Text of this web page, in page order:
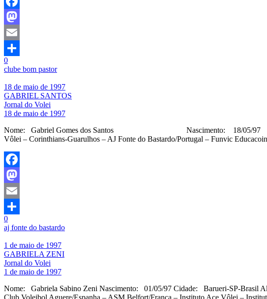
Facebook
Mastodon
Email
Share
0
clube bom pastor
18 de maio de 1997
GABRIEL SANTOS
Jornal do Volei
18 de maio de 1997
Nome: Gabriel Gomes dos Santos Nascimento: 18/05/97
Vôlei – Corinthians-Guarulhos – AJ Fonte do Bastardo/Portugal – Funvic
Facebook
Mastodon
Email
Share
0
aj fonte do bastardo
1 de maio de 1997
GABRIELA ZENI
Jornal do Volei
1 de maio de 1997
Nome: Gabriela Sabino Zeni Nascimento: 01/05/97 Cidade: Barueri-SP-Brasil
Club Voleibol Aguere/Espanha – ASM Belfort/França – Instituto Ace Vôlei –